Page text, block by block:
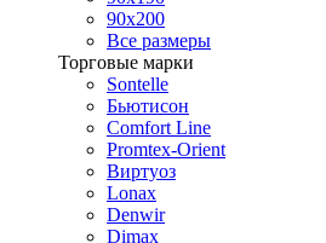
90х200
Все размеры
Торговые марки
Sontelle
Бьютисон
Comfort Line
Promtex-Orient
Виртуоз
Lonax
Denwir
Dimax